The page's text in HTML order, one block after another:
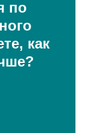
по
как